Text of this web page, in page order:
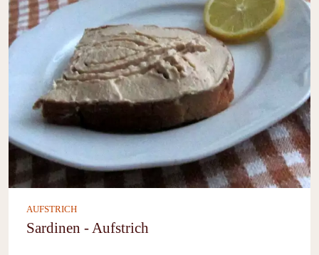
AUFSTRICH
Sardinen - Aufstrich